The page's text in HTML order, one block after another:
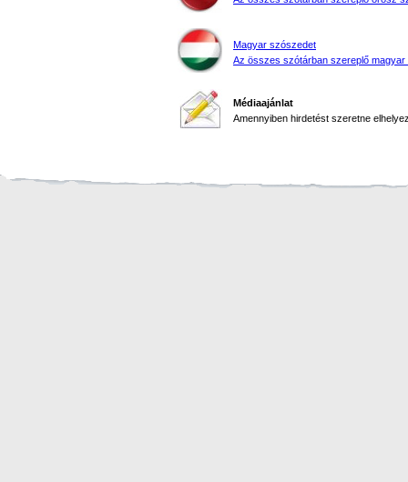
Magyar szószedet
Az összes szótárban szereplő magyar
Médiaajánlat
Amennyiben hirdetést szeretne